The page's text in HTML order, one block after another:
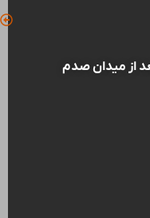
از میدان صدم